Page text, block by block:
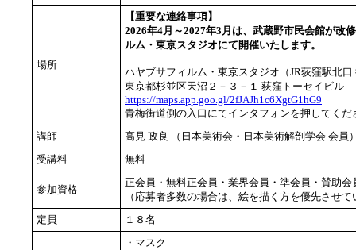
場所
【重要な連絡事項】
2026年4月～2027年3月は、武蔵野市民会館が改
ルム・東京スタジオにて開催いたします。
ハヤブサフィルム・東京スタジオ（JR荻窪駅北口
東京都杉並区天沼２－３－１ 荻窪トーセイビル
https://maps.app.goo.gl/2fJAJh1c6XgtG1hG9
青梅街道側の入口にてインタフォンを押してくだ
講師
高見 政良 （日本美術会・日本美術解剖学会 会
受講料
無料
参加資格
正会員・無料正会員・業界会員・準会員・賛助
（応募者多数の場合は、絵を描く方を優先させ
定員
１８名
・マスク